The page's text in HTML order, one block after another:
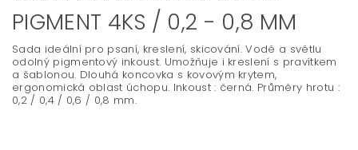
PIGMENT 4KS / 0,2 - 0,8 MM
Sada ideální pro psaní, kreslení, skicování. Vodě a světlu
odolný pigmentový inkoust. Umožňuje i kreslení s pravítkem
a šablonou. Dlouhá koncovka s kovovým krytem,
ergonomická oblast úchopu. Inkoust : černá. Průměry hrotu :
0,2 / 0,4 / 0,6 / 0,8 mm.